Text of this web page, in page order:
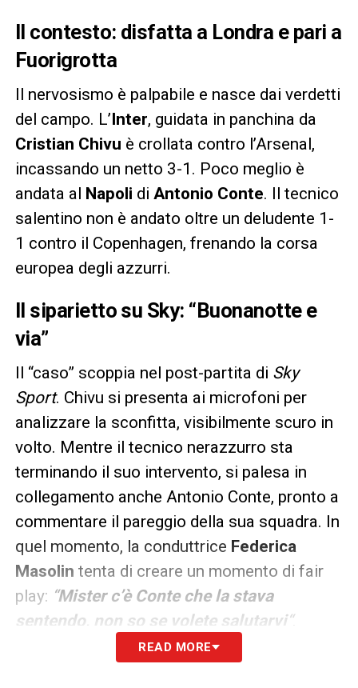
Il contesto: disfatta a Londra e pari a
Fuorigrotta
Il nervosismo è palpabile e nasce dai verdetti
del campo. L’Inter, guidata in panchina da
Cristian Chivu è crollata contro l’Arsenal,
incassando un netto 3-1. Poco meglio è
andata al Napoli di Antonio Conte. Il tecnico
salentino non è andato oltre un deludente 1-
1 contro il Copenhagen, frenando la corsa
europea degli azzurri.
Il siparietto su Sky: “Buonanotte e
via”
Il “caso” scoppia nel post-partita di Sky
Sport. Chivu si presenta ai microfoni per
analizzare la sconfitta, visibilmente scuro in
volto. Mentre il tecnico nerazzurro sta
terminando il suo intervento, si palesa in
collegamento anche Antonio Conte, pronto a
commentare il pareggio della sua squadra. In
quel momento, la conduttrice Federica
Masolin tenta di creare un momento di fair
play: “Mister c’è Conte che la stava
sentendo, non so se volete salutarvi“.
La reazione di Chivu, però, gela lo studio.
READ MORE